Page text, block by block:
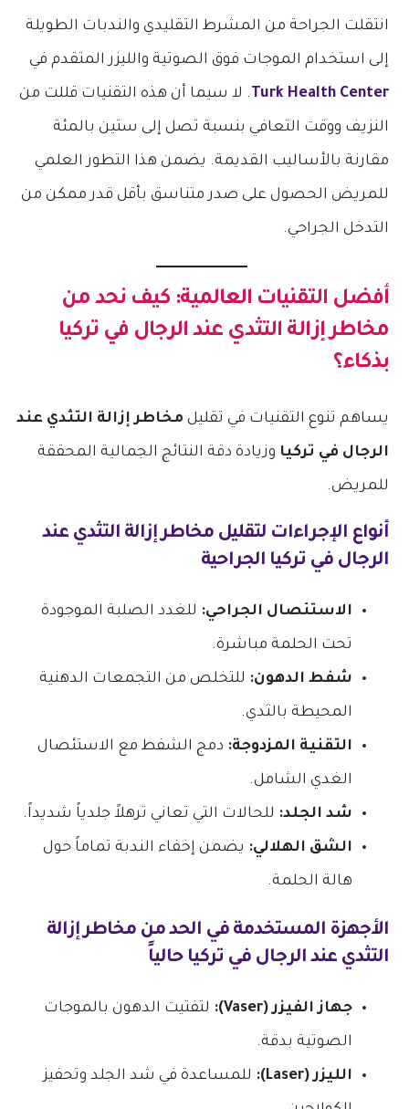
انتقلت الجراحة من المشرط التقليدي والندبات الطويلة
إلى استخدام الموجات فوق الصوتية والليزر المتقدم في
Turk Health Center . لا سيما أن هذه التقنيات قللت من
النزيف ووقت التعافي بنسبة تصل إلى ستين بالمئة
مقارنة بالأساليب القديمة. يضمن هذا التطور العلمي
للمريض الحصول على صدر متناسق بأقل قدر ممكن من
التدخل الجراحي.
أفضل التقنيات العالمية: كيف نحد من
مخاطر إزالة التثدي عند الرجال في تركيا
بذكاء؟
يساهم تنوع التقنيات في تقليل مخاطر إزالة التثدي عند
الرجال في تركيا وزيادة دقة النتائج الجمالية المحققة
للمريض.
أنواع الإجراءات لتقليلمخاطر إزالة التثدي عند
الرجال في تركيا الجراحية
الاستئصال الجراحي: للغدد الصلبة الموجودة
تحت الحلمة مباشرة.
شفط الدهون: للتخلص من التجمعات الدهنية
المحيطة بالثدي.
التقنية المزدوجة: دمج الشفط مع الاستئصال
الغدي الشامل.
شد الجلد: للحالات التي تعاني ترهلاً جلدياً شديداً.
الشق الهلالي: يضمن إخفاء الندبة تماماً حول
هالة الحلمة.
الأجهزة المستخدمة في الحد منمخاطر إزالة
التثدي عند الرجال في تركيا حالياً
جهاز الفيزر (Vaser): لتفتيت الدهون بالموجات
الصوتية بدقة.
الليزر (Laser): للمساعدة في شد الجلد وتحفيز